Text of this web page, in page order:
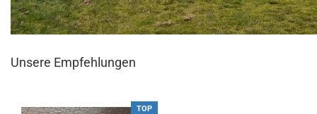
Unsere Empfehlungen
TOP